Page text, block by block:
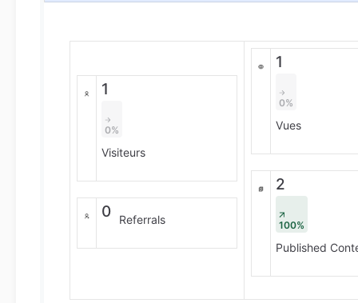
1
0%
Visiteurs
0 Referrals
1
0%
Vues
2
100%
Published